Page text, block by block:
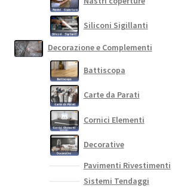
Siliconi Sigillanti
Decorazione e Complementi
Battiscopa
Carte da Parati
Cornici Elementi
Decorative
Pavimenti Rivestimenti
Sistemi Tendaggi